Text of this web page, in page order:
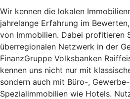
Wir kennen die lokalen
jahrelange Erfahrung im
von Immobilien. Dabei profitieren
überregionalen Netzwerk in der
FinanzGruppe Volksbanken
kennen uns nicht nur mit
sondern auch mit Büro-,
Spezialimmobilien wie Hotels.